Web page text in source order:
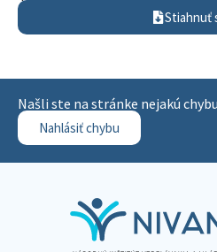
Stiahnuť
Našli ste na stránke nejakú
Nahlásiť chybu